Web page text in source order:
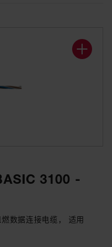
3100 -
数据连接电缆， 适用